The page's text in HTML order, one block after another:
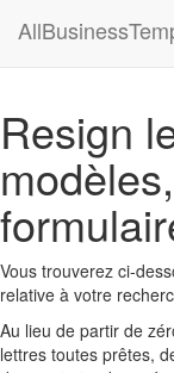
Resign
Vous trouverez ci-
relative à votre
Au lieu de partir de
lettres toutes prêtes,